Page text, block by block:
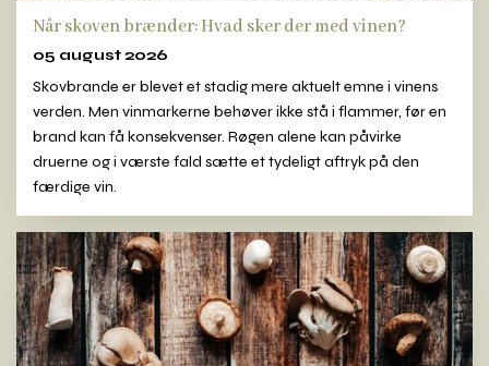
Når skoven brænder: Hvad sker der med vinen?
05 august 2026
Skovbrande er blevet et stadig mere aktuelt emne i vinens
verden. Men vinmarkerne behøver ikke stå i flammer, før en
brand kan få konsekvenser. Røgen alene kan påvirke
druerne og i værste fald sætte et tydeligt aftryk på den
færdige vin.